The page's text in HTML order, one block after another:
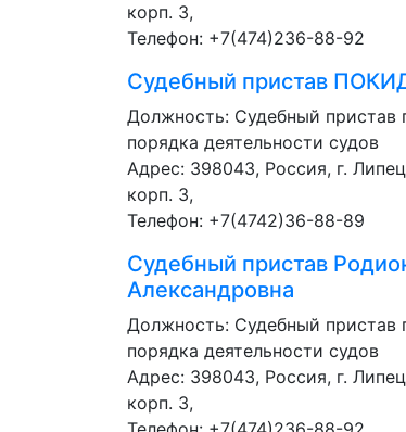
корп. 3,
Телефон: +7(474)236-88-92
Судебный пристав
Должность: Судебный пристав
порядка деятельности судов
Адрес: 398043, Россия, г.
корп. 3,
Телефон: +7(4742)36-88-89
Судебный пристав
Александровна
Должность: Судебный пристав
порядка деятельности судов
Адрес: 398043, Россия, г.
корп. 3,